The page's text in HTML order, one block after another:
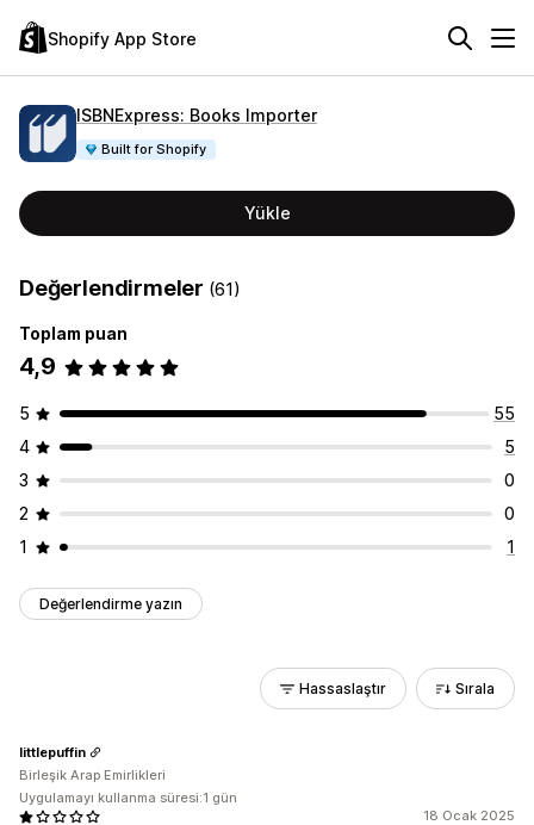
Shopify App Store
ISBNExpress: Books Importer
Built for Shopify
Yükle
Değerlendirmeler (61)
Toplam puan
4,9
5
55
4
5
3
0
2
0
1
1
Değerlendirme yazın
Hassaslaştır Sırala
18 Ocak 2025
littlepuffin
Birleşik Arap Emirlikleri
Uygulamayı kullanma süresi:1 gün